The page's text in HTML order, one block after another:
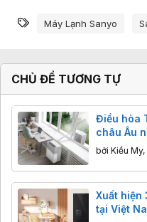
Từ khóa
Máy Lạnh Sanyo
CHỦ ĐỀ TƯƠNG TỰ
Điều hòa
châu Âu
bởi Kiều My,
Xuất hiện
tại Việt